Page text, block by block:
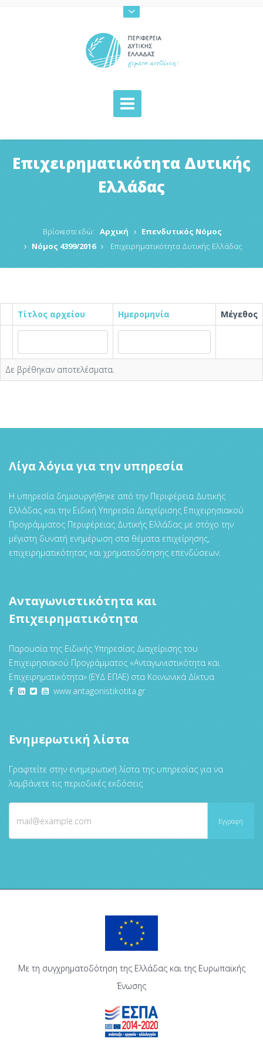
Επιχειρηματικότητα Δυτικής
Ελλάδας
Βρίσκεστε εδώ: Αρχική
Επενδυτικός Νόμος
Νόμος 4399/2016
Επιχειρηματικότητα Δυτικής Ελλάδας
Τίτλος αρχείου Ημερομηνία Μέγεθος
Δε βρέθηκαν αποτελέσματα.
Λίγα λόγια για την υπηρεσία
Η υπηρεσία δημιουργήθηκε από την Περιφέρεια Δυτικής
Ελλάδας και την Ειδική Υπηρεσία Διαχείρισης Επιχειρησιακού
Προγράμματος Περιφέρειας Δυτικής Ελλάδας με στόχο την
μέγιστη δυνατή ενημέρωση στα θέματα επιχείρησης,
επιχειρηματικότητας και χρηματοδότησης επενδύσεων.
Ανταγωνιστικότητα και
Επιχειρηματικότητα
Παρουσία της Ειδικής Υπηρεσίας Διαχείρισης του
Επιχειρησιακού Προγράμματος «Ανταγωνιστικότητα και
Επιχειρηματικότητα» (ΕΥΔ ΕΠΑΕ) στα Κοινωνικά Δίκτυα
www.antagonistikotita.gr
Ενημερωτική λίστα
Γραφτείτε στην ενημερωτική λίστα της υπηρεσίας για να
λαμβάνετε τις περιοδικές εκδόσεις
Με τη συγχρηματοδότηση της Ελλάδας και της Ευρωπαϊκής
Ένωσης